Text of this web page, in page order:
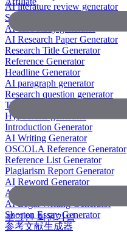
AI literature review generator
Scientific Paper Summarizer
AI case study generator
AI Research Paper Generator
Research Title Generator
Reference Generator
Headline Generator
AI paragraph generator
Research question generator
Thesis paragraph generator
Hypothesis generator
Introduction Generator
AI Writing Generator
OSCOLA Reference Generator
Reference List Generator
Plagiarism Report Generator
AI Reword Generator
AI Bullet Point Generator
AI Legal Writing Generator
Shorten Essay Generator
参考文献生成器
로그인회원가입